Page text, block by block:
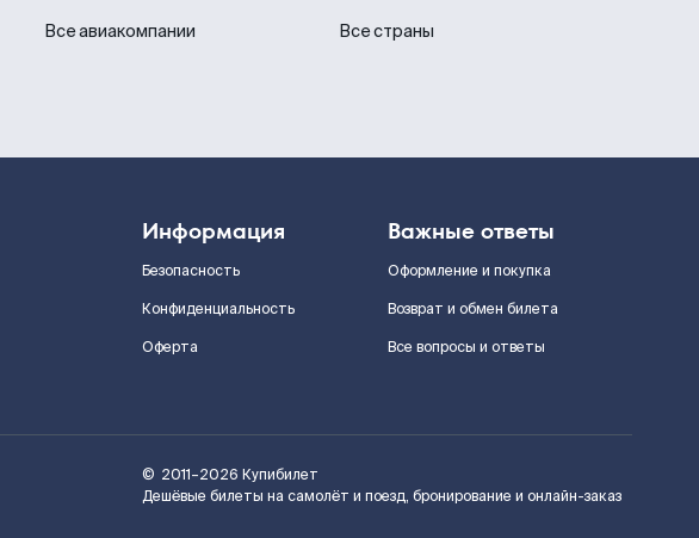
Все авиакомпании
Все страны
Информация
Безопасность
Конфиденциальность
Оферта
Важные ответы
Оформление и покупка
Возврат и обмен билета
Все вопросы и ответы
© 2011–2026 Купибилет
Дешёвые билеты на самолёт и поезд, бронирование и онлайн-заказ